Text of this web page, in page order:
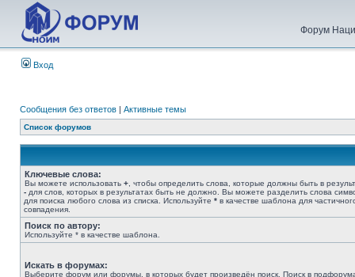
Форум
Вход
Сообщения без ответов | Активные темы
Список форумов
Ключевые слова:
Вы можете использовать + , чтобы определить слова, которые должны быть в
- для слов, которых в результатах быть не должно. Вы можете разделить слова
для поиска любого слова из списка. Используйте * в качестве шаблона для
совпадения.
Поиск по автору:
Используйте * в качестве шаблона.
Искать в форумах:
Выберите форум или форумы, в которых будет произведён поиск. Поиск в